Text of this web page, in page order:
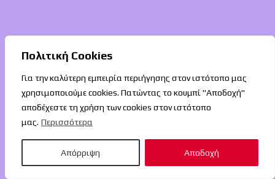
Πολιτική Cookies
Για την καλύτερη εμπειρία περιήγησης στον ιστότοπο μας
χρησιμοποιούμε cookies. Πατώντας το κουμπί "Αποδοχή"
αποδέχεστε τη χρήση των cookies στον ιστότοπο
μας. Περισσότερα
Απόρριψη Αποδοχή